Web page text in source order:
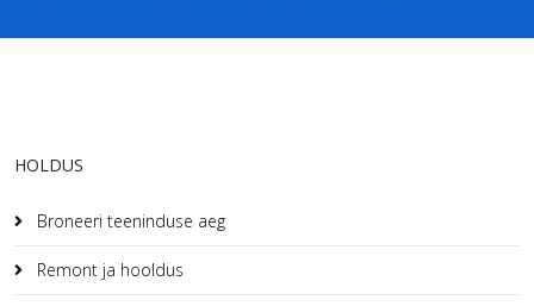
HOLDUS
Broneeri teeninduse aeg
Remont ja hooldus